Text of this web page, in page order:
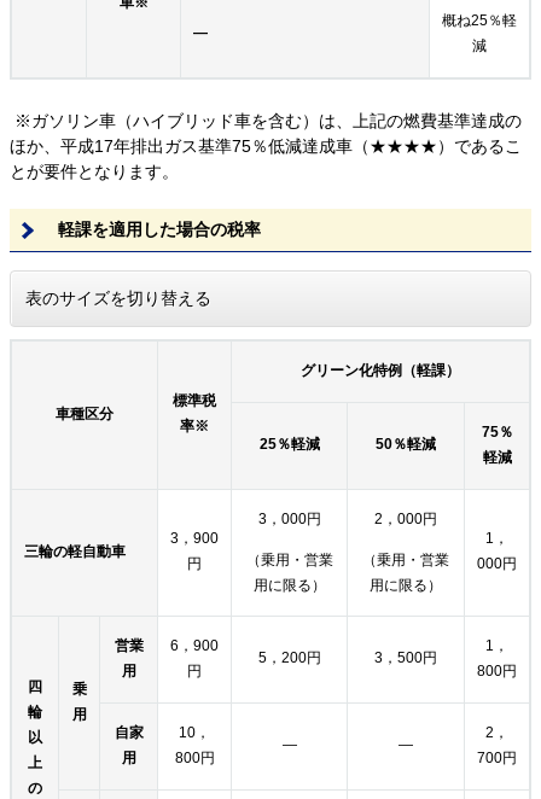
―
概ね25％軽
減
※ガソリン車（ハイブリッド車を含む）は、上記の燃費基準達成の
ほか、平成17年排出ガス基準75％低減達成車（★★★★）であるこ
とが要件となります。
軽課を適用した場合の税率
表のサイズを切り替える
車種区分
標準税
率※
グリーン化特例（軽課）
25％軽減 50％軽減
75％
軽減
三輪の軽自動車
3，900
円
3，000円
（乗用・営業
用に限る）
2，000円
（乗用・営業
用に限る）
1，
000円
四
輪
以
上
の
乗
用
営業
用
6，900
円
5，200円 3，500円
1，
800円
自家
用
10，
800円
― ―
2，
700円